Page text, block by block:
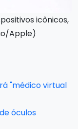
icônicos,
Apple)
"médico virtual
óculos